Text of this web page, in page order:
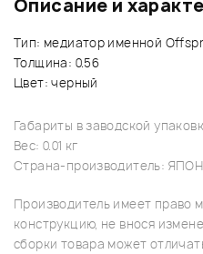
Описание и
Тип: медиатор именной
Толщина: 0.56
Цвет: черный
Габариты в заводской
Вес: 0.01 кг
Страна-производитель:
Производитель имеет право
конструкцию, не внося
сборки товара может